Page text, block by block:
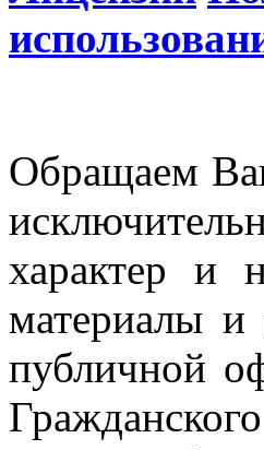
Обращаем
характер и
материалы и
публичной